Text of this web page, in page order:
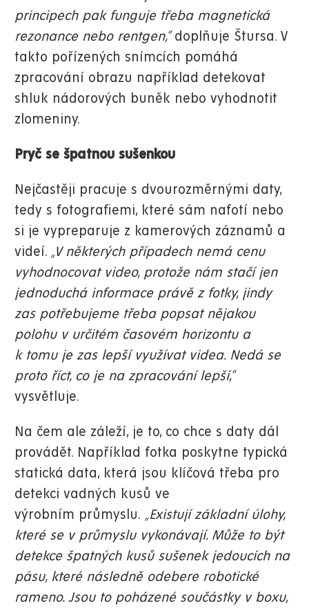
principech pak funguje třeba magnetická
rezonance nebo rentgen,“doplňuje Štursa. V
takto pořízených snímcích pomáhá
zpracování obrazu například detekovat
shluk nádorových buněk nebo vyhodnotit
zlomeniny.
Pryč se špatnou sušenkou
Nejčastěji pracuje s dvourozměrnými daty,
tedy s fotografiemi, které sám nafotí nebo
si je vypreparuje z kamerových záznamů a
videí. „V některých případech nemá cenu
vyhodnocovat video, protože nám stačí jen
jednoduchá informace právě z fotky, jindy
zas potřebujeme třeba popsat nějakou
polohu v určitém časovém horizontu a
k tomu je zas lepší využívat videa. Nedá se
proto říct, co je na zpracování lepší,“
vysvětluje.
Na čem ale záleží, je to, co chce s daty dál
provádět. Například fotka poskytne typická
statická data, která jsou klíčová třeba pro
detekci vadných kusů ve
výrobním průmyslu. „Existují základní úlohy,
které se v průmyslu vykonávají. Může to být
detekce špatných kusů sušenek jedoucích na
pásu, které následně odebere robotické
rameno. Jsou to poházené součástky v boxu,